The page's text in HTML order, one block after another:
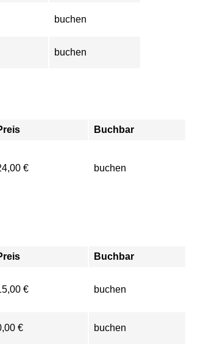
buchen
buchen
Buchbar
€ buchen
Buchbar
€ buchen
€ buchen